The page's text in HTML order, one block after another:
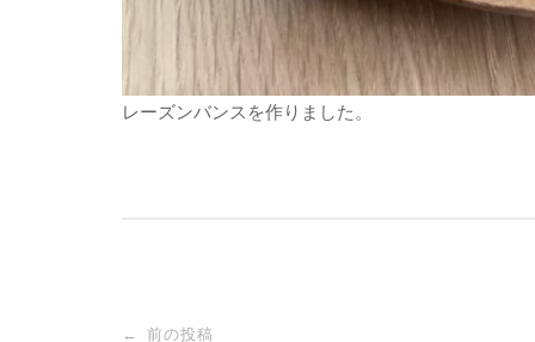
レーズンバンスを作りました。
投
← 前の投稿